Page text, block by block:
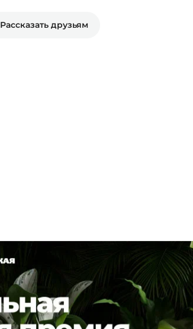
Рассказать друзьям